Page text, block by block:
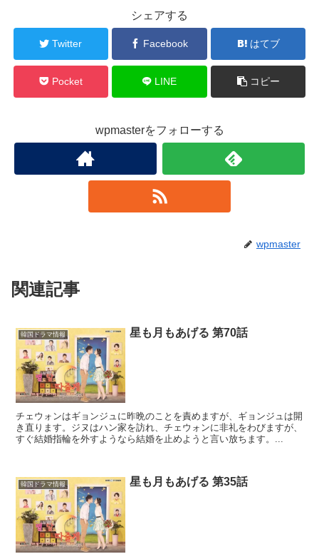
シェアする
Twitter Facebook はてブ
Pocket LINE コピー
wpmasterをフォローする
wpmaster
関連記事
韓国ドラマ情報 星も月もあげる 第70話
チェウォンはギョンジュに昨晩のことを責めますが、ギョンジュは開
き直ります。ジヌはハン家を訪れ、チェウォンに非礼をわびますが、
すぐ結婚指輪を外すようなら結婚を止めようと言い放ちます。...
韓国ドラマ情報 星も月もあげる 第35話